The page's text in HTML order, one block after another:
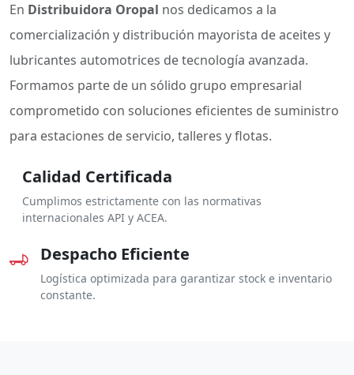
En Distribuidora Oropal nos dedicamos a la
comercialización y distribución mayorista de aceites y
lubricantes automotrices de tecnología avanzada.
Formamos parte de un sólido grupo empresarial
comprometido con soluciones eficientes de suministro
para estaciones de servicio, talleres y flotas.
Calidad Certificada
Cumplimos estrictamente con las normativas
internacionales API y ACEA.
Despacho Eficiente
Logística optimizada para garantizar stock e inventario
constante.